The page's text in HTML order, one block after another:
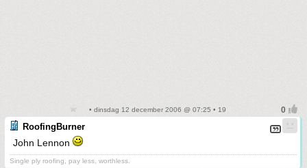
• dinsdag 12 december 2006 @ 07:25 • 19
RoofingBurner
John Lennon
Single ply roofing, pay less, worthless.